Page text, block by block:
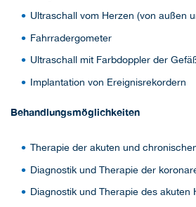
Ultraschall vom Herzen (von außen
Fahrradergometer
Ultraschall mit Farbdoppler der
Implantation von Ereignisrekordern
Behandlungsmöglichkeiten
Therapie der akuten und
Diagnostik und Therapie der
Diagnostik und Therapie des akuten